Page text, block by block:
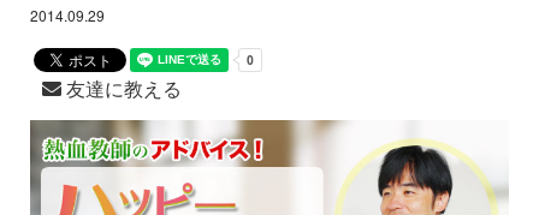
2014.09.29
友達に教える